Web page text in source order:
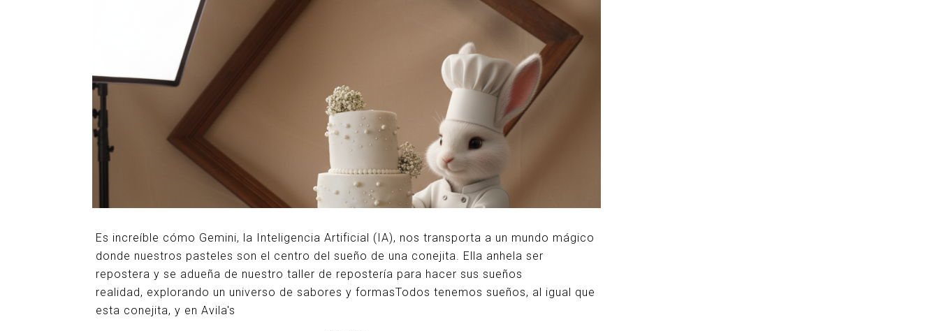
Es increíble cómo Gemini, la Inteligencia Artificial (IA), nos transporta a un mundo mágico
donde nuestros pasteles son el centro del sueño de una conejita. Ella anhela ser
repostera y se adueña de nuestro taller de repostería para hacer sus sueños
realidad, explorando un universo de sabores y formasTodos tenemos sueños, al igual que
esta conejita, y en Avila's